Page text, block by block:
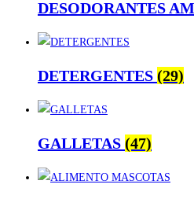
DESODORANTES
DETERGENTES (29)
GALLETAS (47)